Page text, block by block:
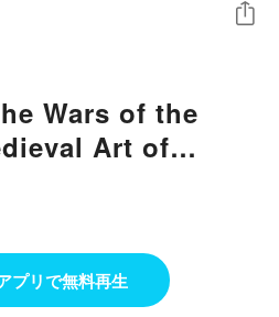
Wars of the
Art of
Graham Turner
シェア
プリで無料再生